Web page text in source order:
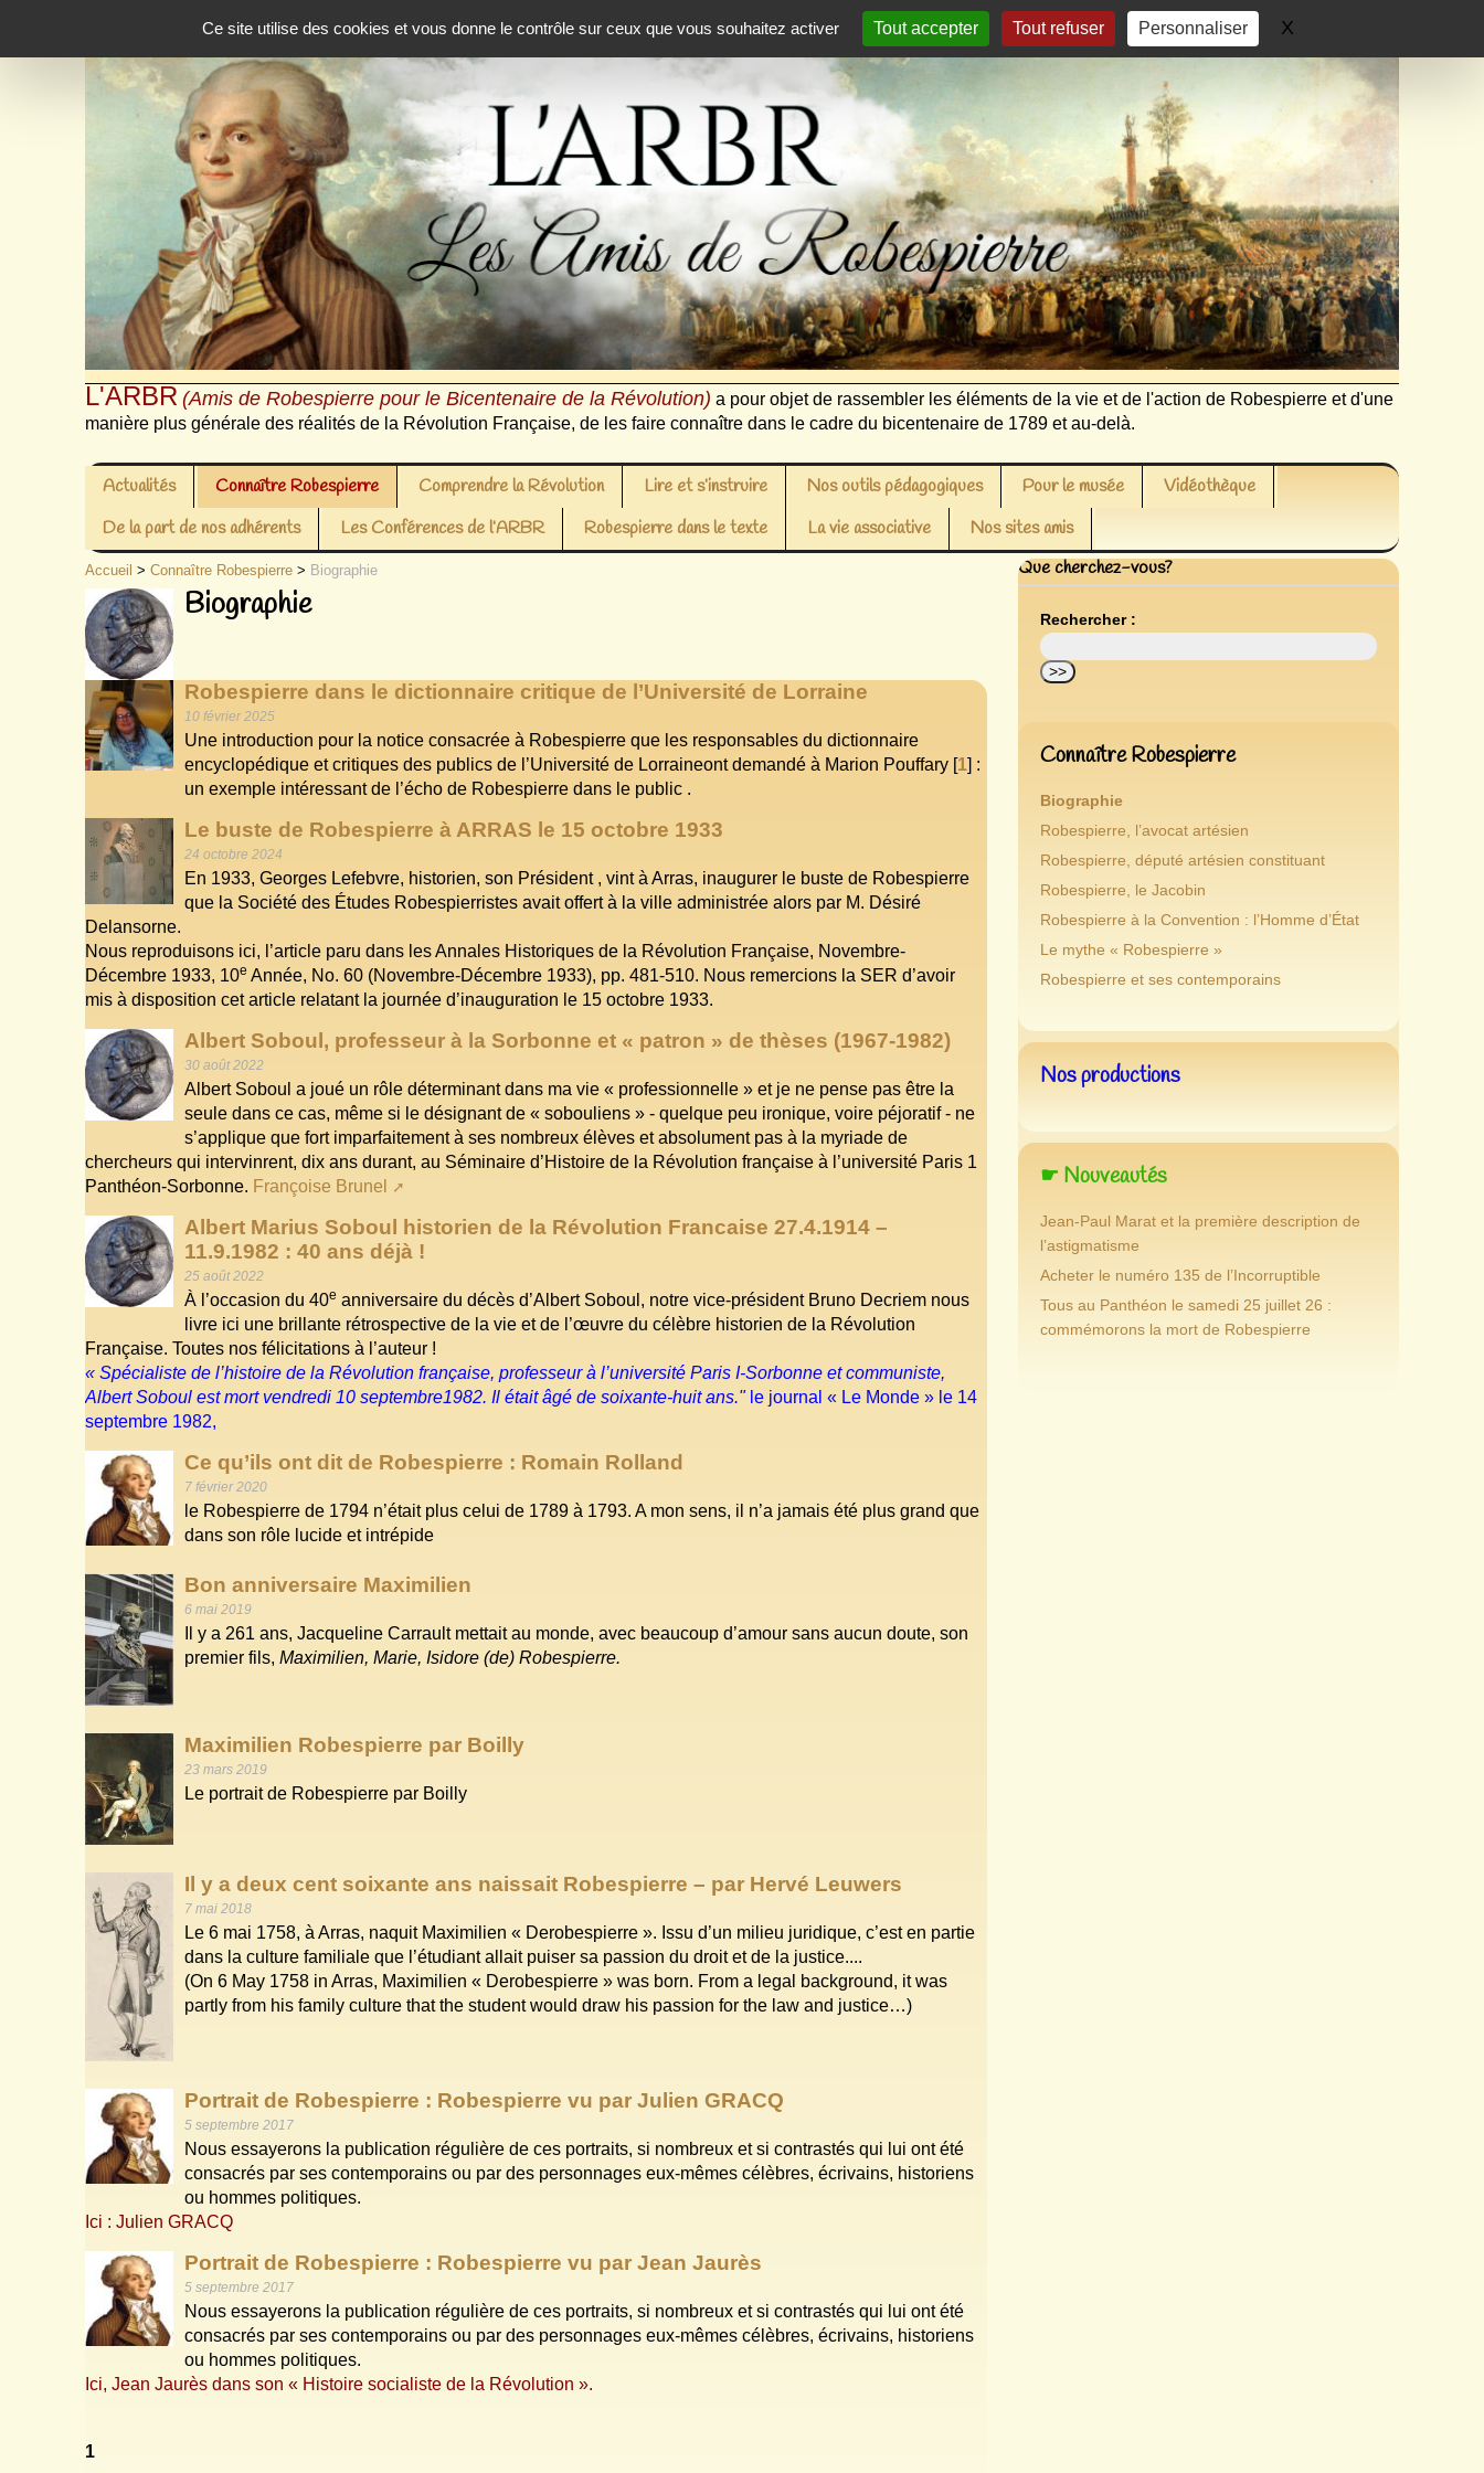
Ce site utilise des cookies et vous donne le contrôle sur ceux que vous souhaitez activer
Tout accepter Tout refuser Personnaliser X
L'ARBR (Amis de Robespierre pour le Bicentenaire de la Révolution) a pour objet de rassembler les éléments de la vie et de l'action de Robespierre et d'une
manière plus générale des réalités de la Révolution Française, de les faire connaître dans le cadre du bicentenaire de 1789 et au-delà.
Actualités Connaître Robespierre Comprendre la Révolution Lire et s’instruire Nos outils pédagogiques Pour le musée
Vidéothèque
De la part de nos adhérents
Les Conférences de l’ARBR Robespierre dans le texte La vie associative Nos sites amis
Accueil >Connaître Robespierre > Biographie
Biographie
Robespierre dans le dictionnaire critique de l’Université de Lorraine
10 février 2025
Une introduction pour la notice consacrée à Robespierre que les responsables du dictionnaire
encyclopédique et critiques des publics de l’Université de Lorraineont demandé à Marion Pouffary [1] :
un exemple intéressant de l’écho de Robespierre dans le public .
Le buste de Robespierre à ARRAS le 15 octobre 1933
24 octobre 2024
En 1933, Georges Lefebvre, historien, son Président , vint à Arras, inaugurer le buste de Robespierre
que la Société des Études Robespierristes avait offert à la ville administrée alors par M. Désiré
Delansorne.
Nous reproduisons ici, l’article paru dans les Annales Historiques de la Révolution Française, Novembre-
Décembre 1933, 10e Année, No. 60 (Novembre-Décembre 1933), pp. 481-510. Nous remercions la SER d’avoir
mis à disposition cet article relatant la journée d’inauguration le 15 octobre 1933.
Albert Soboul, professeur à la Sorbonne et « patron » de thèses (1967-1982)
30 août 2022
Albert Soboul a joué un rôle déterminant dans ma vie « professionnelle » et je ne pense pas être la
seule dans ce cas, même si le désignant de « sobouliens » - quelque peu ironique, voire péjoratif - ne
s’applique que fort imparfaitement à ses nombreux élèves et absolument pas à la myriade de
chercheurs qui intervinrent, dix ans durant, au Séminaire d’Histoire de la Révolution française à l’université Paris 1
Panthéon-Sorbonne. Françoise Brunel
Albert Marius Soboul historien de la Révolution Francaise 27.4.1914 –
11.9.1982 : 40 ans déjà !
25 août 2022
À l’occasion du 40e anniversaire du décès d’Albert Soboul, notre vice-président Bruno Decriem nous
livre ici une brillante rétrospective de la vie et de l’œuvre du célèbre historien de la Révolution
Française. Toutes nos félicitations à l’auteur !
« Spécialiste de l’histoire de la Révolution française, professeur à l’université Paris I-Sorbonne et communiste,
Albert Soboul est mort vendredi 10 septembre1982. Il était âgé de soixante-huit ans."le journal « Le Monde » le 14
septembre 1982,
Ce qu’ils ont dit de Robespierre : Romain Rolland
7 février 2020
le Robespierre de 1794 n’était plus celui de 1789 à 1793. A mon sens, il n’a jamais été plus grand que
dans son rôle lucide et intrépide
Bon anniversaire Maximilien
6 mai 2019
Il y a 261 ans, Jacqueline Carrault mettait au monde, avec beaucoup d’amour sans aucun doute, son
premier fils, Maximilien, Marie, Isidore (de) Robespierre.
Maximilien Robespierre par Boilly
23 mars 2019
Le portrait de Robespierre par Boilly
Il y a deux cent soixante ans naissait Robespierre – par Hervé Leuwers
7 mai 2018
Le 6 mai 1758, à Arras, naquit Maximilien « Derobespierre ». Issu d’un milieu juridique, c’est en partie
dans la culture familiale que l’étudiant allait puiser sa passion du droit et de la justice....
(On 6 May 1758 in Arras, Maximilien « Derobespierre » was born. From a legal background, it was
partly from his family culture that the student would draw his passion for the law and justice…)
Portrait de Robespierre : Robespierre vu par Julien GRACQ
5 septembre 2017
Nous essayerons la publication régulière de ces portraits, si nombreux et si contrastés qui lui ont été
consacrés par ses contemporains ou par des personnages eux-mêmes célèbres, écrivains, historiens
ou hommes politiques.
Ici : Julien GRACQ
Portrait de Robespierre : Robespierre vu par Jean Jaurès
5 septembre 2017
Nous essayerons la publication régulière de ces portraits, si nombreux et si contrastés qui lui ont été
consacrés par ses contemporains ou par des personnages eux-mêmes célèbres, écrivains, historiens
ou hommes politiques.
Ici, Jean Jaurès dans son « Histoire socialiste de la Révolution ».
1
Que cherchez-vous?
Rechercher :
Connaître Robespierre
Biographie
Robespierre, l’avocat artésien
Robespierre, député artésien constituant
Robespierre, le Jacobin
Robespierre à la Convention : l’Homme d’État
Le mythe « Robespierre »
Robespierre et ses contemporains
Nos productions
☛ Nouveautés
Jean-Paul Marat et la première description de
l’astigmatisme
Acheter le numéro 135 de l’Incorruptible
Tous au Panthéon le samedi 25 juillet 26 :
commémorons la mort de Robespierre